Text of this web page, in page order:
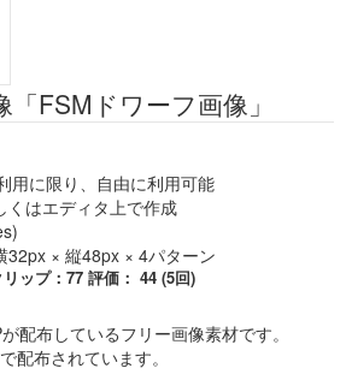
FSMドワーフ画像」
用に限り、自由に利用可能
くはエディタ上で作成
32px × 縦48px × 4パターン
リップ：77 評価： 44 (5回)
配布しているフリー画像素材です。
配布されています。